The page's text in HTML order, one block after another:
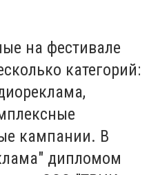
на фестивале
категорий:
кампании. В
дипломом